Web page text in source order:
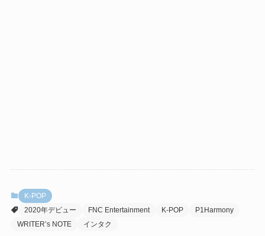
K-POP
2020年デビュー
FNC Entertainment K-POP
P1Harmony
WRITER’s NOTE
インタク